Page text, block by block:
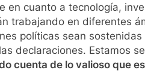
en cuanto a tecnología,
trabajando en diferentes
políticas sean
declaraciones. Estamos
cuenta de lo valioso que